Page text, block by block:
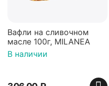
Вафли на сливочном
масле 100г, MILANEA
В наличии